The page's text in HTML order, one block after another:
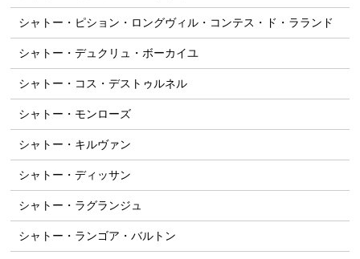
シャトー・ピション・ロングヴィル・コンテス・ド・ラランド
シャトー・デュクリュ・ボーカイユ
シャトー・コス・デストゥルネル
シャトー・モンローズ
シャトー・キルヴァン
シャトー・ディッサン
シャトー・ラグランジュ
シャトー・ランゴア・バルトン